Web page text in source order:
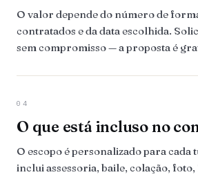
O valor depende do número de
contratados e da data escolhida.
sem compromisso — a proposta é
04
O que está incluso no
O escopo é personalizado para cada
inclui assessoria, baile, colação,